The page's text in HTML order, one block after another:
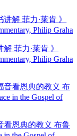
菲力·莱肯 》
Philip Graha
看恩典的教义 布鲁